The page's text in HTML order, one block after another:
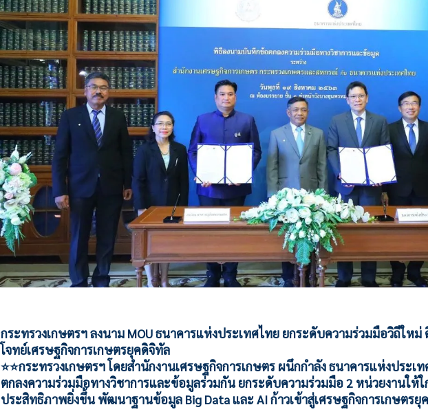
กระทรวงเกษตรฯ ลงนาม MOU ธนาคารแห่งประเทศไทย ยกระดับความร่วมมือวิถีให
โจทย์เศรษฐกิจการเกษตรยุคดิจิทัล
⭐️⭐️กระทรวงเกษตรฯ โดยสำนักงานเศรษฐกิจการเกษตร ผนึกกำลัง ธนาคารแห่งประ
ตกลงความร่วมมือทางวิชาการและข้อมูลร่วมกัน ยกระดับความร่วมมือ 2 หน่วยงานให้
ประสิทธิภาพยิ่งขึ้น พัฒนาฐานข้อมูล Big Data และ AI ก้าวเข้าสู่เศรษฐกิจการเกษตรยุ